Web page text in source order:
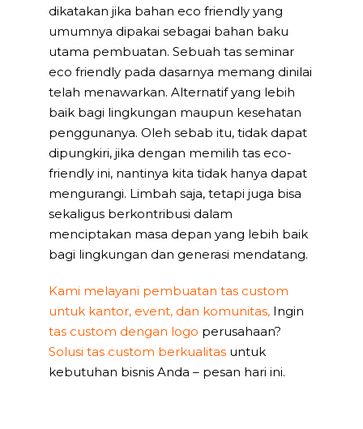
dikatakan jika bahan eco friendly yang
umumnya dipakai sebagai bahan baku
utama pembuatan. Sebuah tas seminar
eco friendly pada dasarnya memang dinilai
telah menawarkan. Alternatif yang lebih
baik bagi lingkungan maupun kesehatan
penggunanya. Oleh sebab itu, tidak dapat
dipungkiri, jika dengan memilih tas eco-
friendly ini, nantinya kita tidak hanya dapat
mengurangi. Limbah saja, tetapi juga bisa
sekaligus berkontribusi dalam
menciptakan masa depan yang lebih baik
bagi lingkungan dan generasi mendatang.
Kami melayani pembuatan tas custom
untuk kantor, event, dan komunitas, Ingin
tas custom dengan logo perusahaan?
Solusi tas custom berkualitas untuk
kebutuhan bisnis Anda – pesan hari ini.